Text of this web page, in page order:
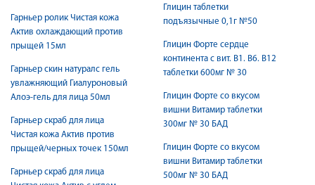
Гарньер ролик Чистая кожа
Актив охлаждающий против
прыщей 15мл
Гарньер скин натуралс гель
увлажняющий Гиалуроновый
Алоэ-гель для лица 50мл
Гарньер скраб для лица
Чистая кожа Актив против
прыщей/черных точек 150мл
Гарньер скраб для лица
Глицин таблетки
подъязычные 0,1г №50
Глицин Форте сердце
континента с вит. В1. В6. В12
таблетки 600мг № 30
Глицин Форте со вкусом
вишни Витамир таблетки
300мг № 30 БАД
Глицин Форте со вкусом
вишни Витамир таблетки
500мг № 30 БАД